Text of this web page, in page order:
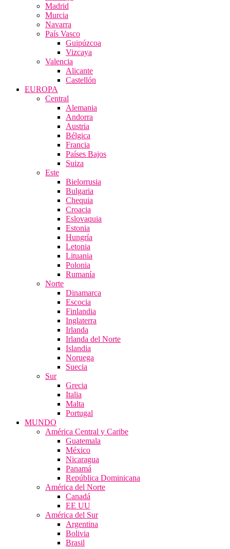
Madrid
Murcia
Navarra
País Vasco
Guipúzcoa
Vizcaya
Valencia
Alicante
Castellón
EUROPA
Central
Alemania
Andorra
Austria
Bélgica
Francia
Países Bajos
Suiza
Este
Bielorrusia
Bulgaria
Chequia
Croacia
Eslovaquia
Estonia
Hungría
Letonia
Lituania
Polonia
Rumanía
Norte
Dinamarca
Escocia
Finlandia
Inglaterra
Irlanda
Irlanda del Norte
Islandia
Noruega
Suecia
Sur
Grecia
Italia
Malta
Portugal
MUNDO
América Central y Caribe
Guatemala
México
Nicaragua
Panamá
República Dominicana
América del Norte
Canadá
EE UU
América del Sur
Argentina
Bolivia
Brasil